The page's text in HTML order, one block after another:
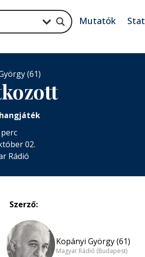
Mutatók Stat
(61)
02.
Rádió
Szerző:
Kopányi György (61)
Magyar Rádió (Budapest)